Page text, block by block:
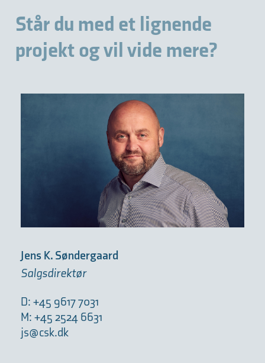
Står du med et lignende
projekt og vil vide mere?
Jens K. Søndergaard
Salgsdirektør
D: +45 9617 7031
M: +45 2524 6631
js@csk.dk